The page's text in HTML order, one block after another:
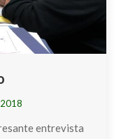
entrevista